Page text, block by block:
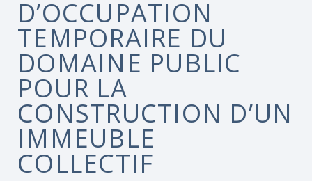
D’OCCUPATION
TEMPORAIRE DU
DOMAINE PUBLIC
POUR LA
CONSTRUCTION D’UN
IMMEUBLE
COLLECTIF